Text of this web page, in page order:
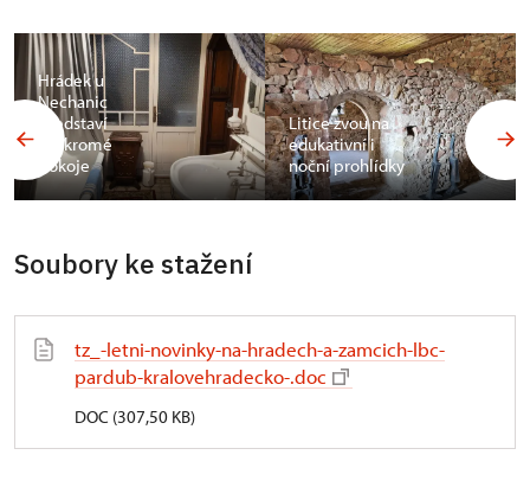
Hrádek u
Nechanic
představí
soukromé
pokoje
Litice zvou na
edukativní i
noční prohlídky
Soubory ke stažení
tz_-letni-novinky-na-hradech-a-zamcich-lbc-
pardub-kralovehradecko-.doc
DOC (307,50 KB)